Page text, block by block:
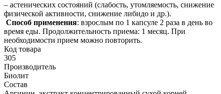
– астенических состояний (слабость, утомляемость, снижение
физической активности, снижение либидо и др.).
Способ применения: взрослым по 1 капсуле 2 раза в день во
время еды. Продолжительность приема: 1 месяц. При
необходимости прием можно повторить.
Код товара
305
Производитель
Биолит
Состав